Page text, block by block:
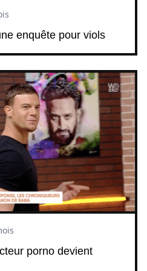
enquête pour viols
porno devient